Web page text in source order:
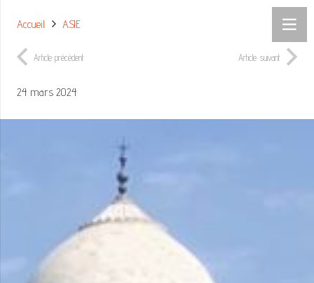
Accueil ASIE
Article précédent Article suivant
24 mars 2024